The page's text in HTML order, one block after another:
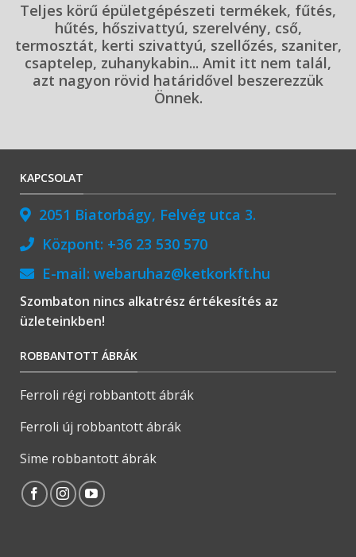
Teljes körű épületgépészeti termékek, fűtés,
hűtés, hőszivattyú, szerelvény, cső,
termosztát, kerti szivattyú, szellőzés, szaniter,
csaptelep, zuhanykabin... Amit itt nem talál,
azt nagyon rövid határidővel beszerezzük
Önnek.
KAPCSOLAT
2051 Biatorbágy, Felvég utca 3.
Központ: +36 23 530 570
E-mail: webaruhaz@ketkorkft.hu
Szombaton nincs alkatrész értékesítés az
üzleteinkben!
ROBBANTOTT ÁBRÁK
Ferroli régi robbantott ábrák
Ferroli új robbantott ábrák
Sime robbantott ábrák